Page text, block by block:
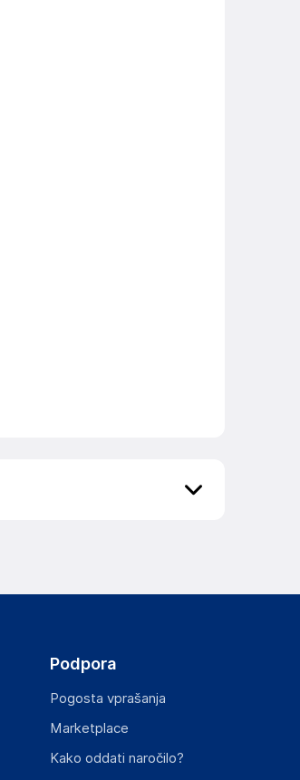
predpisi.
Podpora
Pogosta vprašanja
Marketplace
Kako oddati naročilo?